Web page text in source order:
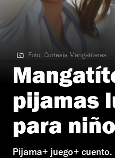
Foto: Cortesía Mangatíteres
Foto: Cortesía Mangatíteres
pijamas
para
Pijama+ juego+ cuento.